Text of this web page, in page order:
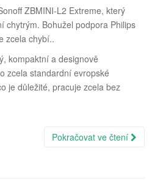
ZBMINI-L2 Extreme, který
chytrým. Bohužel podpora Philips
zcela chybí..
kompaktní a designově
zcela standardní evropské
je důležité, pracuje zcela bez
Pokračovat ve čtení